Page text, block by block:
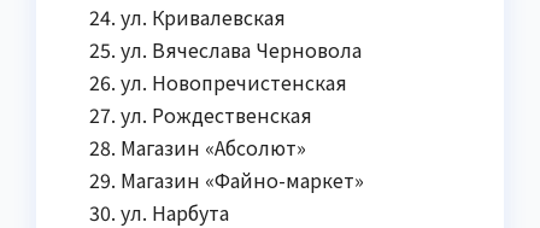
ул. Кривалевская
ул. Вячеслава Черновола
ул. Новопречистенская
ул. Рождественская
Магазин «Абсолют»
Магазин «Файно-маркет»
ул. Нарбута